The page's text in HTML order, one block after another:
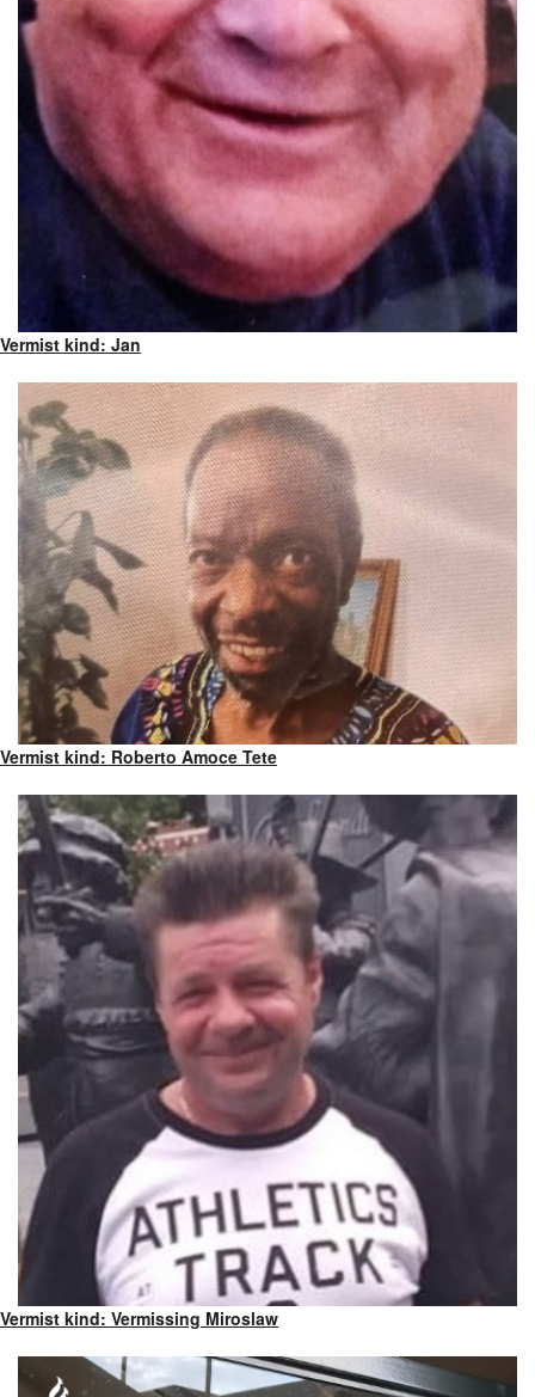
Vermist kind: Jan
Vermist kind: Roberto Amoce Tete
Vermist kind: Vermissing Miroslaw